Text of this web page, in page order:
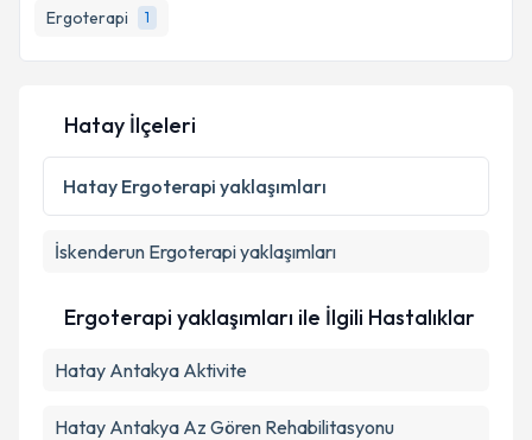
Ergoterapi
1
bilgilendireceğiz.
E-posta Adresiniz
Kişisel verilerimin işlenmesine ilişkin
Metni'ni okudum ve kişisel verilerimin belirtilen
Hatay İlçeleri
Hatay Ergoterapi yaklaşımları
İskenderun Ergoterapi yaklaşımları
Ergoterapi yaklaşımları ile İlgili Hastalıklar
Hatay Antakya Aktivite
Hatay Antakya Az Gören Rehabilitasyonu